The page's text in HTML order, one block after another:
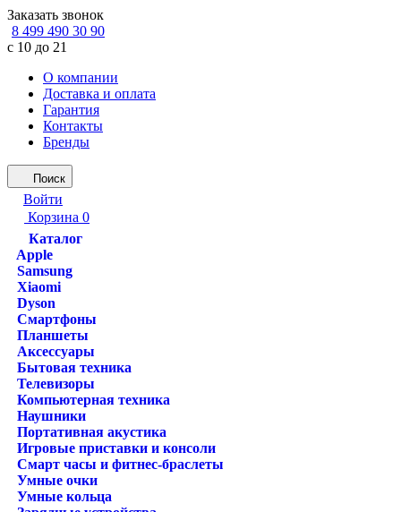
Заказать звонок
8 499 490 30 90
с 10 до 21
О компании
Доставка и оплата
Гарантия
Контакты
Бренды
Поиск
Войти
Корзина 0
Каталог
Apple
Samsung
Xiaomi
Dyson
Смартфоны
Планшеты
Аксессуары
Бытовая техника
Телевизоры
Компьютерная техника
Наушники
Портативная акустика
Игровые приставки и консоли
Смарт часы и фитнес-браслеты
Умные очки
Умные кольца